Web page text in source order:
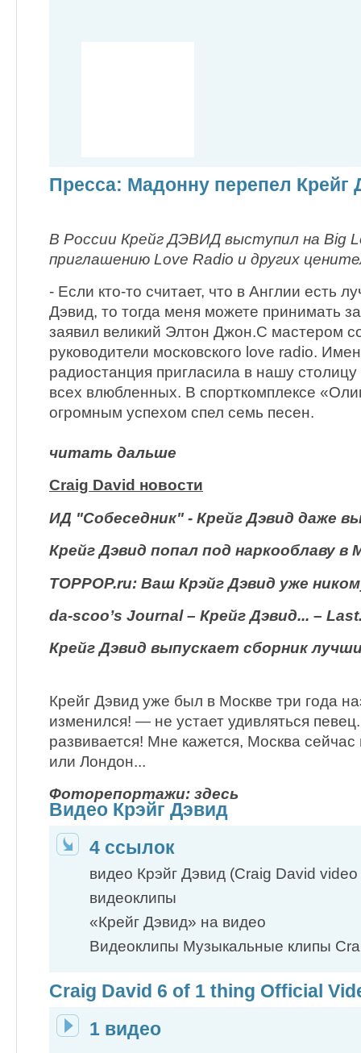
Пресса: Мадонну перепел Крейг
В России Крейг ДЭВИД выступил на Big
приглашению Love Radio и других
- Если кто-то считает, что в Англии есть
Дэвид, то тогда меня можете принимать
заявил великий Элтон Джон.С мастером
руководители московского love radio.
радиостанция пригласила в нашу
всех влюбленных. В спорткомплексе
огромным успехом спел семь песен.
читать дальше
Craig David новости
ИД "Собеседник" - Крейг Дэвид даже
Крейг Дэвид попал под наркооблаву в
TOPPOP.ru: Ваш Крэйг Дэвид уже
da-scoo’s Journal – Крейг Дэвид... –
Крейг Дэвид выпускает сборник
Крейг Дэвид уже был в Москве три года
изменился! — не устает удивляться
развивается! Мне кажется, Москва
или Лондон...
Фоторепортажи: здесь
Видео Крэйг Дэвид
4 ссылок
видео Крэйг Дэвид (Craig David
видеоклипы
«Крейг Дэвид» на видео
Видеоклипы Музыкальные клипы
Craig David 6 of 1 thing Official
1 видео